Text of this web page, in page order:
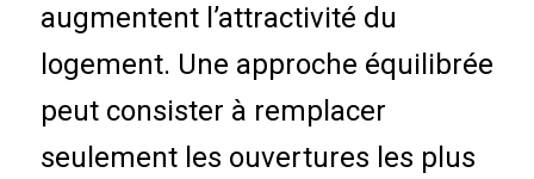
augmentent l’attractivité du
logement. Une approche équilibrée
peut consister à remplacer
seulement les ouvertures les plus